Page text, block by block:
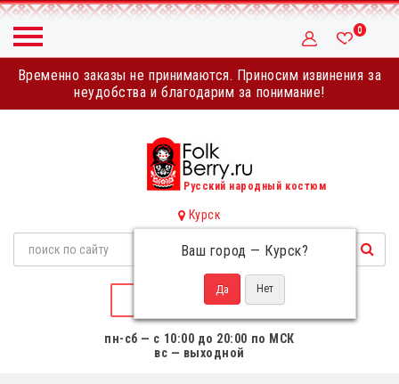
Временно заказы не принимаются. Приносим извинения за
неудобства и благодарим за понимание!
0
Русский народный костюм
Курск
Ваш город — Курск?
НАПИСАТЬ НАМ
пн-сб — с 10:00 до 20:00 по МСК
вс — выходной